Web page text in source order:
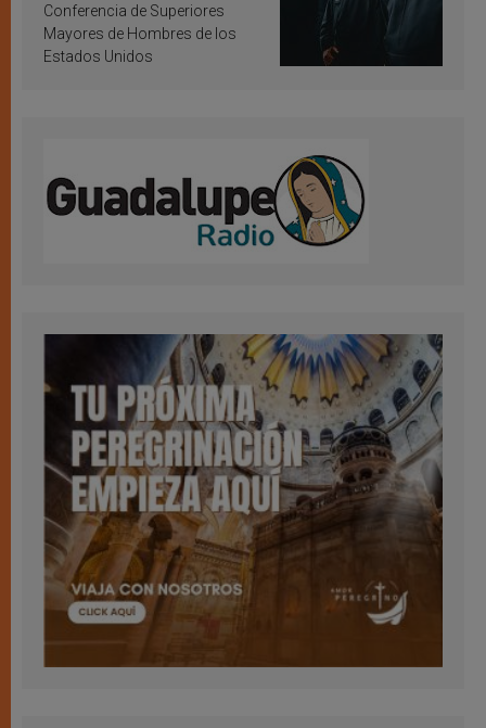
Conferencia de Superiores
Mayores de Hombres de los
Estados Unidos